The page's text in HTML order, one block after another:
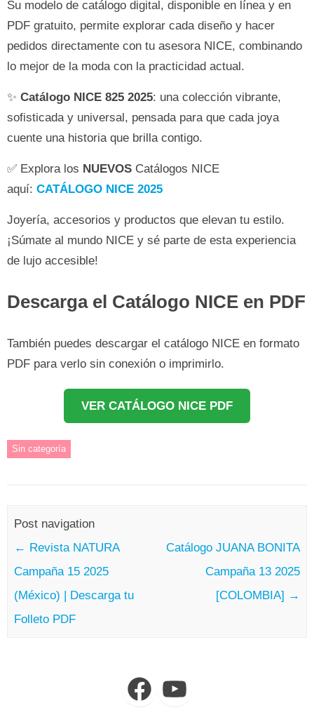
Su modelo de catálogo digital, disponible en línea y en
PDF gratuito, permite explorar cada diseño y hacer
pedidos directamente con tu asesora NICE, combinando
lo mejor de la moda con la practicidad actual.
✨ Catálogo NICE 825 2025: una colección vibrante,
sofisticada y universal, pensada para que cada joya
cuente una historia que brilla contigo.
✅ Explora los NUEVOS Catálogos NICE
aquí: CATÁLOGO NICE 2025
Joyería, accesorios y productos que elevan tu estilo.
¡Súmate al mundo NICE y sé parte de esta experiencia
de lujo accesible!
Descarga el Catálogo NICE en PDF
También puedes descargar el catálogo NICE en formato
PDF para verlo sin conexión o imprimirlo.
VER CATÁLOGO NICE PDF
Sin categoría
Post navigation
← Revista NATURA
Campaña 15 2025
(México) | Descarga tu
Folleto PDF
Catálogo JUANA BONITA
Campaña 13 2025
[COLOMBIA] →
FacebookYouTube